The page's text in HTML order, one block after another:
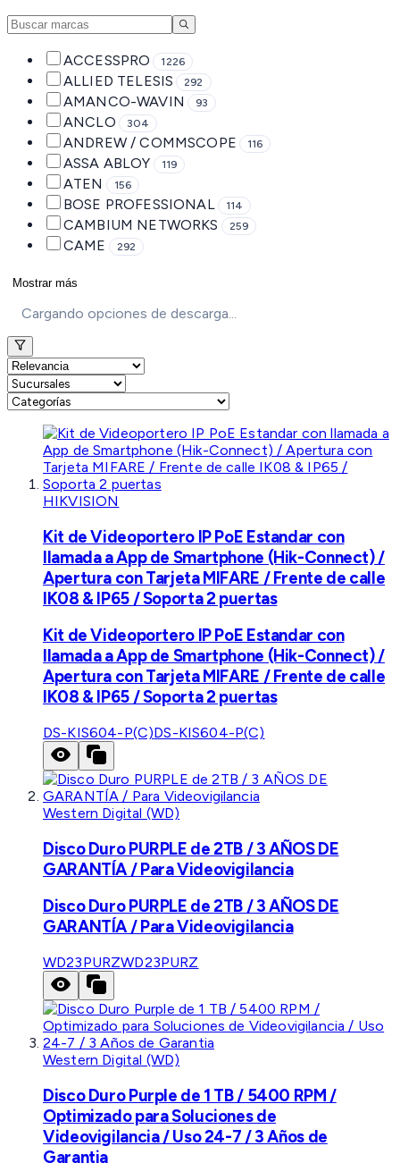
ACCESSPRO 1226
ALLIED TELESIS 292
AMANCO-WAVIN 93
ANCLO 304
ANDREW / COMMSCOPE 116
ASSA ABLOY 119
ATEN 156
BOSE PROFESSIONAL 114
CAMBIUM NETWORKS 259
CAME 292
Mostrar más
Cargando opciones de descarga...
HIKVISION
Kit de Videoportero IP PoE Estandar con
llamada a App de Smartphone (Hik-Connect) /
Apertura con Tarjeta MIFARE / Frente de calle
IK08 & IP65 / Soporta 2 puertas
Kit de Videoportero IP PoE Estandar con
llamada a App de Smartphone (Hik-Connect) /
Apertura con Tarjeta MIFARE / Frente de calle
IK08 & IP65 / Soporta 2 puertas
DS-KIS604-P(C)DS-KIS604-P(C)
Western Digital (WD)
Disco Duro PURPLE de 2TB / 3 AÑOS DE
GARANTÍA / Para Videovigilancia
Disco Duro PURPLE de 2TB / 3 AÑOS DE
GARANTÍA / Para Videovigilancia
WD23PURZWD23PURZ
Western Digital (WD)
Disco Duro Purple de 1 TB / 5400 RPM /
Optimizado para Soluciones de
Videovigilancia / Uso 24-7 / 3 Años de
Garantia